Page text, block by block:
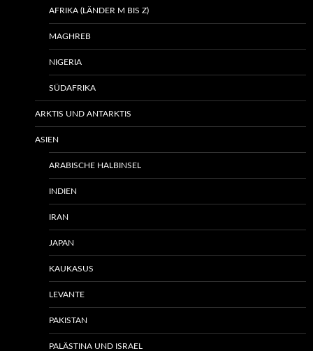
AFRIKA (LÄNDER M BIS Z)
MAGHREB
NIGERIA
SÜDAFRIKA
ARKTIS UND ANTARKTIS
ASIEN
ARABISCHE HALBINSEL
INDIEN
IRAN
JAPAN
KAUKASUS
LEVANTE
PAKISTAN
PALÄSTINA UND ISRAEL